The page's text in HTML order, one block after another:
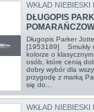
WKŁAD NIEBIESKI
DŁUGOPIS
Długopis Parker
[1953189] Smukły
kolorze o
osób, które cenią
dobry wybór dla
przygodę z marką
się do...
WKŁAD NIEBIESKI